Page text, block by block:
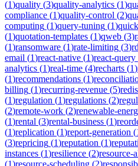
(1)quality (3)quality-analytics (1)
compliance (1)quality-control (2)
computing (1)query-tuning (1)
(1)quotation-templates (1)qweb (3)
(1)ransomware (1)rate-limiting (3)
email (1)react-native (1)react-query
analytics (1)real-time (4)recharts (1)
(1)recommendations (1)
billing (1)recurring-revenue (5)redis
(1)regulation (1)regulations (2)
(2)remote-work (2)renewable-
(1)rental (3)rental-business (1)
(1)replication (1)report-generation (
(3)repricing (1)reputation (1)
instances (1)resilience (2)resource-
(1)resource-scheduling (2)